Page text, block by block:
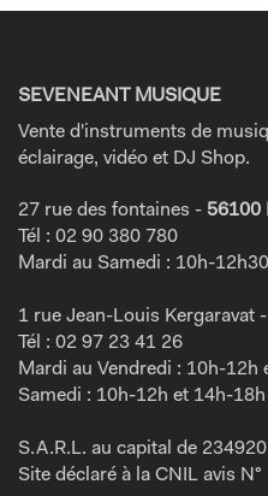
SEVENEANT MUSIQUE
Vente d'instruments de
éclairage, vidéo et DJ Shop.
27 rue des fontaines - 56100
Tél : 02 90 380 780
Mardi au Samedi : 10h-
1 rue Jean-Louis Kergaravat -
Tél : 02 97 23 41 26
Mardi au Vendredi : 10h-12h
Samedi : 10h-12h et 14h-18h
S.A.R.L. au capital de
Site déclaré à la CNIL avis